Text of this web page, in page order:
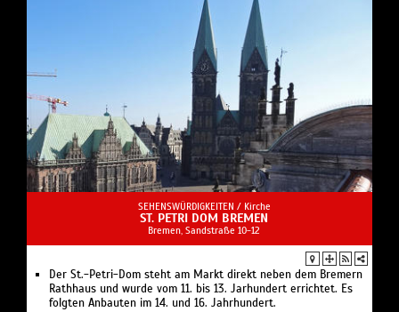
SEHENSWÜRDIGKEITEN / Kirche
ST. PETRI DOM BREMEN
Bremen, Sandstraße 10-12
Der St.-Petri-Dom steht am Markt direkt neben dem Bremern
Rathhaus und wurde vom 11. bis 13. Jarhundert errichtet. Es
folgten Anbauten im 14. und 16. Jahrhundert.